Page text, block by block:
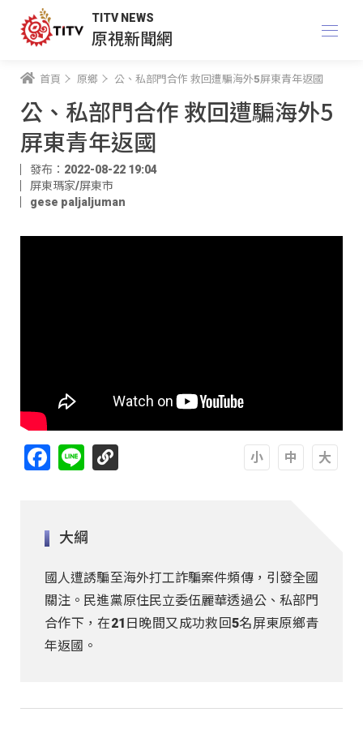
TITV NEWS
原視新聞網
首頁 原鄉 公、私部門合作 救回遭騙海外5屏東青年返國
公、私部門合作 救回遭騙海外5
屏東青年返國
發布：2022-08-22 19:04
屏東瑪家/屏東市
gese paljaljuman
Facebook
Line
大綱
國人遭誘騙至海外打工詐騙案件頻傳，引發全國
關注。民進黨原住民立委伍麗華透過公、私部門
合作下，在21日晚間又成功救回5名屏東原鄉青
年返國。